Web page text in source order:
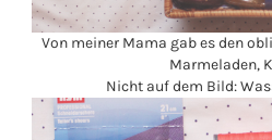
Von meiner Mama gab es den
Marmeladen,
Nicht auf dem Bild: